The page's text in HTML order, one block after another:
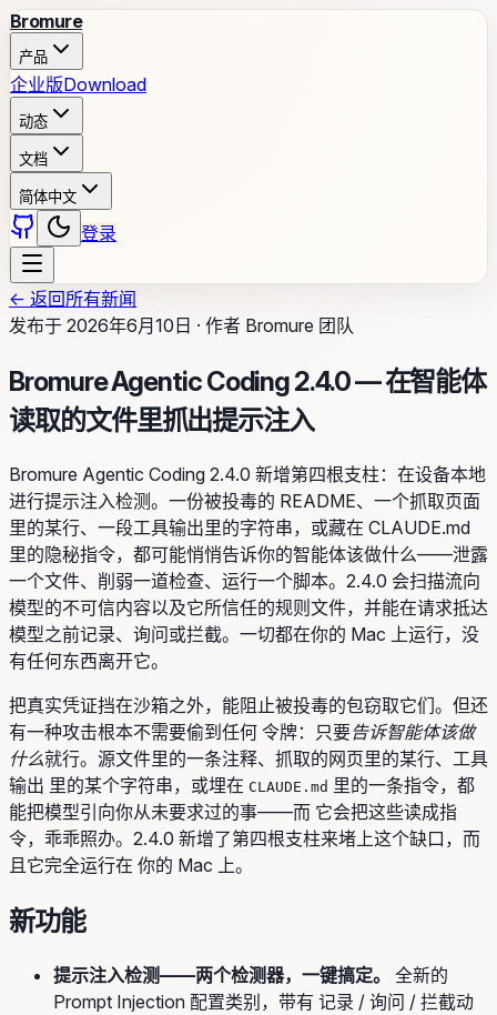
Bromure
产品
企业版Download
动态
文档
简体中文
登录
← 返回所有新闻
发布于 2026年6月10日 · 作者 Bromure 团队
Bromure Agentic Coding 2.4.0 — 在智能体
读取的文件里抓出提示注入
Bromure Agentic Coding 2.4.0 新增第四根支柱：在设备本地
进行提示注入检测。一份被投毒的 README、一个抓取页面
里的某行、一段工具输出里的字符串，或藏在 CLAUDE.md
里的隐秘指令，都可能悄悄告诉你的智能体该做什么——泄露
一个文件、削弱一道检查、运行一个脚本。2.4.0 会扫描流向
模型的不可信内容以及它所信任的规则文件，并能在请求抵达
模型之前记录、询问或拦截。一切都在你的 Mac 上运行，没
有任何东西离开它。
把真实凭证挡在沙箱之外，能阻止被投毒的包窃取它们。但还
有一种攻击根本不需要偷到任何 令牌：只要告诉智能体该做
什么就行。源文件里的一条注释、抓取的网页里的某行、工具
输出 里的某个字符串，或埋在 CLAUDE.md 里的一条指令，都
能把模型引向你从未要求过的事——而 它会把这些读成指
令，乖乖照办。2.4.0 新增了第四根支柱来堵上这个缺口，而
且它完全运行在 你的 Mac 上。
新功能
提示注入检测——两个检测器，一键搞定。
全新的
Prompt Injection 配置类别，带有 记录 / 询问 / 拦截动